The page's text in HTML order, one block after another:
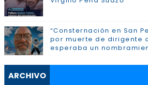
“Consternación en San
por muerte de dirigente
esperaba un
ARCHIVO